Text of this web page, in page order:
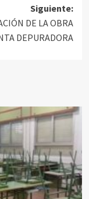
Siguiente:
DE LA OBRA
DEPURADORA